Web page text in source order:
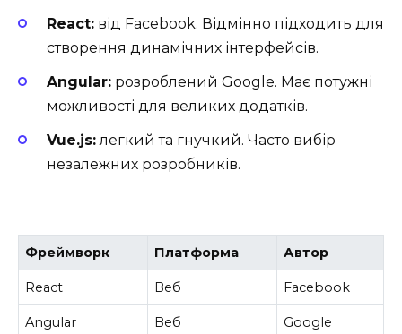
React: від Facebook. Відмінно підходить для
створення динамічних інтерфейсів.
Angular: розроблений Google. Має потужні
можливості для великих додатків.
Vue.js:легкий та гнучкий. Часто вибір
незалежних розробників.
Фреймворк Платформа Автор
React Веб Facebook
Angular Веб Google